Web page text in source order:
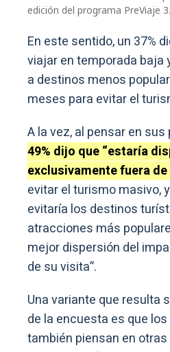
edición del programa PreViaje 3.
En este sentido, un 37%
viajar en temporada baja
a destinos menos
meses para evitar el
A la vez, al pensar en
49% dijo que “estaría
exclusivamente fuera
evitar el turismo masivo,
evitaría los destinos
atracciones más
mejor dispersión del
de su visita”.
Una variante que resulta
de la encuesta es que
también piensan en